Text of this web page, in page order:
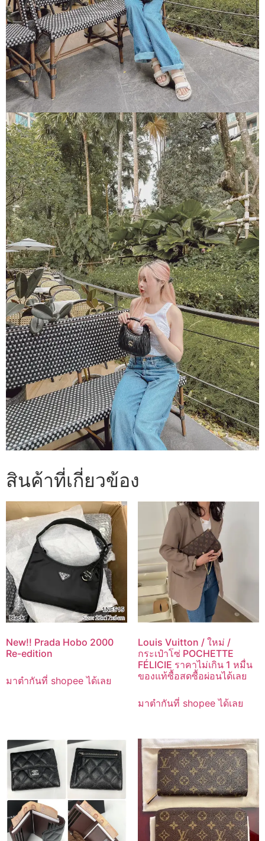
สินค้าที่เกี่ยวข้อง
New!! Prada Hobo 2000
Re-edition
มาตำกันที่ shopee ได้เลย
Louis Vuitton / ใหม่ /
กระเป๋าโซ่ POCHETTE
FÉLICIE ราคาไม่เกิน 1 หมื่น
ของแท้ซื้อสดซื้อผ่อนได้เลย
มาตำกันที่ shopee ได้เลย